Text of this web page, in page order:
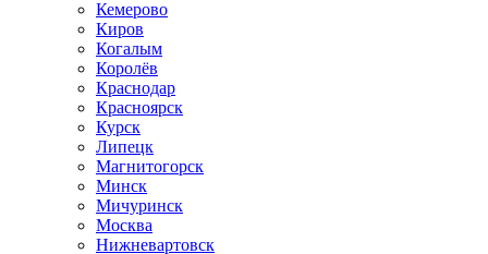
Кемерово
Киров
Когалым
Королёв
Краснодар
Красноярск
Курск
Липецк
Магнитогорск
Минск
Мичуринск
Москва
Нижневартовск